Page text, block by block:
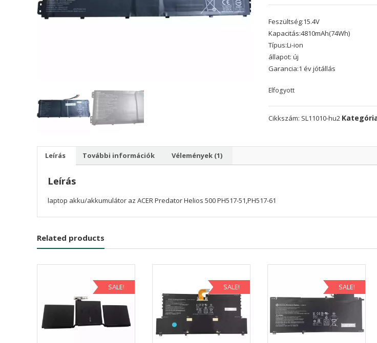
Értékelés
5-ből,
1
értékelés
alapján
Feszültség:15.4V
Kapacitás:4810mAh(74Wh)
Típus:Li-ion
állapot: új
Garancia:1 év jótállás
Elfogyott
Cikkszám: SL11010-hu2
Leírás További információk Vélemények (1)
Leírás
laptop akku/akkumulátor az ACER Predator Helios 500 PH517-51,PH517-61
Related products
SALE! SALE! SALE!